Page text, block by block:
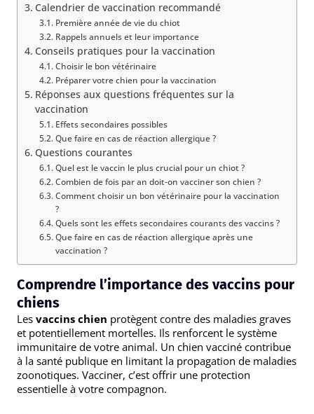
Calendrier de vaccination recommandé
Première année de vie du chiot
Rappels annuels et leur importance
Conseils pratiques pour la vaccination
Choisir le bon vétérinaire
Préparer votre chien pour la vaccination
Réponses aux questions fréquentes sur la
vaccination
Effets secondaires possibles
Que faire en cas de réaction allergique ?
Questions courantes
Quel est le vaccin le plus crucial pour un chiot ?
Combien de fois par an doit-on vacciner son chien ?
Comment choisir un bon vétérinaire pour la vaccination
?
Quels sont les effets secondaires courants des vaccins ?
Que faire en cas de réaction allergique après une
vaccination ?
Comprendre l’importance des vaccins pour
chiens
Les vaccins chien protègent contre des maladies graves
et potentiellement mortelles. Ils renforcent le système
immunitaire de votre animal. Un chien vacciné contribue
à la santé publique en limitant la propagation de maladies
zoonotiques. Vacciner, c’est offrir une protection
essentielle à votre compagnon.